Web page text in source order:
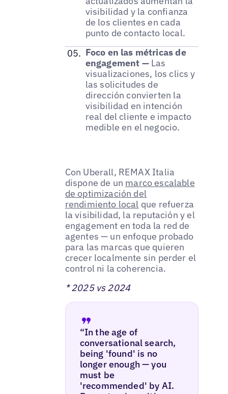
visibilidad y la confianza
de los clientes en cada
punto de contacto local.
Foco en las métricas de
engagement — Las
visualizaciones, los clics y
las solicitudes de
dirección convierten la
visibilidad en intención
real del cliente e impacto
medible en el negocio.
Con Uberall, REMAX Italia
dispone de un marco escalable
de optimización del
rendimiento local que refuerza
la visibilidad, la reputación y el
engagement en toda la red de
agentes — un enfoque probado
para las marcas que quieren
crecer localmente sin perder el
control ni la coherencia.
* 2025 vs 2024
“In the age of
conversational search,
being 'found' is no
longer enough — you
must be
'recommended' by AI.